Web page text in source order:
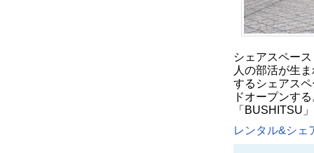
シェアスペー
人の部活が生
するシェアス
ドオープンす
「BUSHITSU
レンタル&シェ